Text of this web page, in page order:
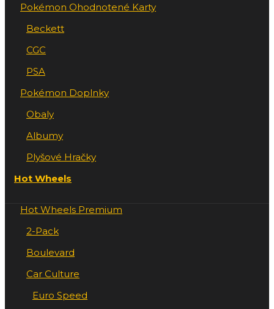
Pokémon Ohodnotené Karty
Beckett
CGC
PSA
Pokémon Doplnky
Obaly
Albumy
Plyšové Hračky
Hot Wheels
Hot Wheels Premium
2-Pack
Boulevard
Car Culture
Euro Speed